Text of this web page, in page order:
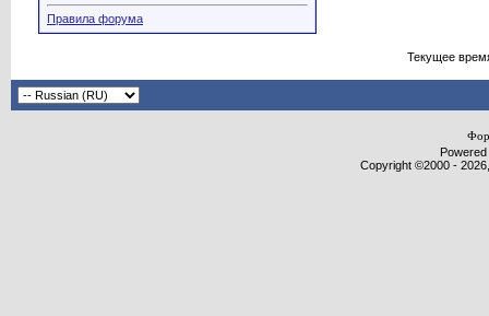
Правила форума
Текущее
Copyright ©2000 -